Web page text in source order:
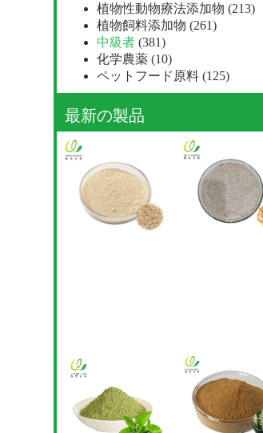
植物性動物療法添加物 (213)
植物飼料添加物 (261)
中級者 (381)
化学農薬 (10)
ペットフード原料 (125)
最新の製品